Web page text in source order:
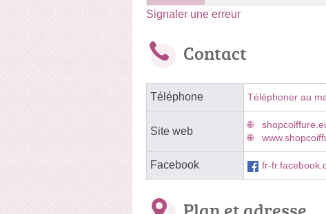
Signaler une erreur
Contact
Téléphone Téléphoner au
Site web
Facebook fr-